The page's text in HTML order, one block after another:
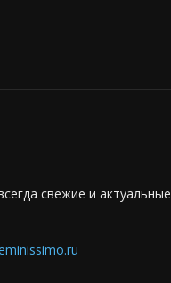
свежие и актуальные